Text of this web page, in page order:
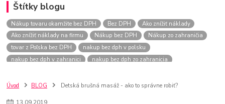
Štítky blogu
Nákup tovaru okamžite bez DPH Bez DPH
Ako znížiť náklady
Ako znížiť náklady na firmu
Nákup bez DPH
Nákup zo zahraničia
tovar z Poľska bez DPH
nakup bez dph v polsku
nakup bez dph v zahranici
nakup bez dph zo zahranicia
szco nakup bez dph
Smart hodinky pre deti
Úvod BLOG Detská brušná masáž - ako to správne robiť?